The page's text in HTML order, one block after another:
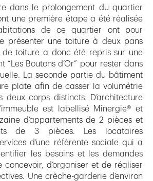
dans le prolongement du quartier
une première étape a été réalisée
de ce quartier ont pour
présenter une toiture à deux pans
de toiture a donc été repris sur une
“Les Boutons d’Or” pour rester dans
La seconde partie du bâtiment
plate afin de casser la volumétrie
deux corps distincts. D’architecture
est labellisé Minergie® et
d’appartements de 2 pièces et
de 3 pièces. Les locataires
d’une référente sociale qui a
les besoins et les demandes
concevoir, d’organiser et de réaliser
Une crèche-garderie d’environ